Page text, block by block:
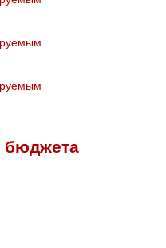
бюджета